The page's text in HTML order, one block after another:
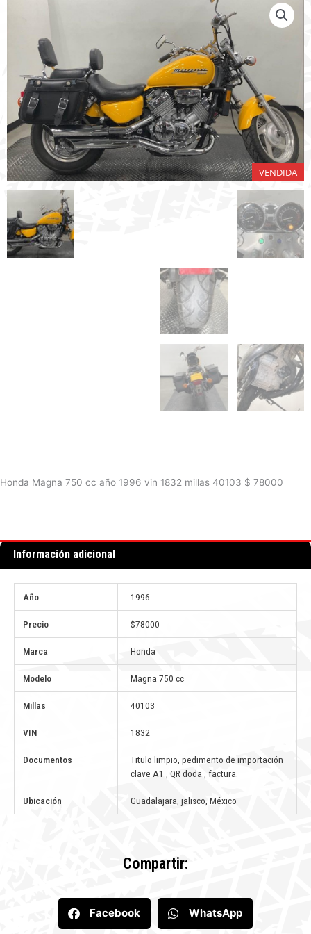
VENDIDA
Honda Magna 750 cc año 1996 vin 1832 millas 40103 $ 78000
Información adicional
Año 1996
Precio $78000
Marca Honda
Modelo Magna 750 cc
Millas 40103
VIN 1832
Documentos
Titulo limpio, pedimento de importación
clave A1 , QR doda , factura.
Ubicación Guadalajara, jalisco, México
Compartir:
Facebook WhatsApp